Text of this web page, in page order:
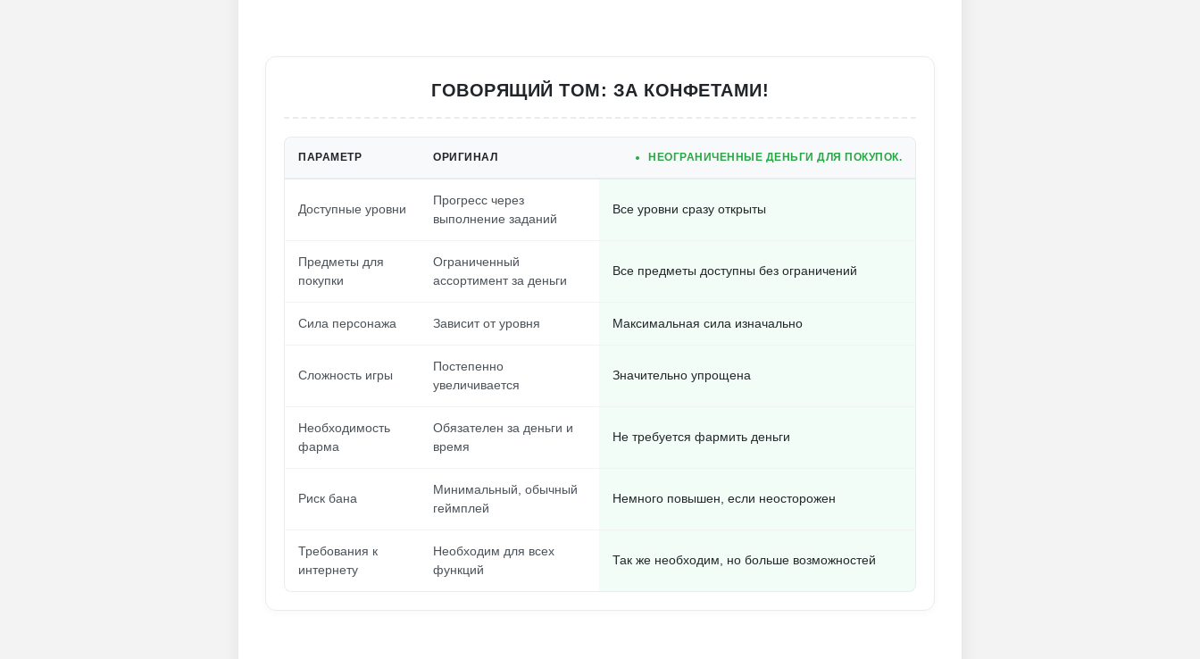
ГОВОРЯЩИЙ ТОМ: ЗА КОНФЕТАМИ!
ПАРАМЕТР ОРИГИНАЛ НЕОГРАНИЧЕННЫЕ ДЕНЬГИ ДЛЯ ПОКУПОК.
Доступные уровни
Прогресс через
выполнение заданий
Все уровни сразу открыты
Предметы для
покупки
Ограниченный
ассортимент за деньги
Все предметы доступны без ограничений
Сила персонажа Зависит от уровня Максимальная сила изначально
Сложность игры
Постепенно
увеличивается
Значительно упрощена
Необходимость
фарма
Обязателен за деньги и
время
Не требуется фармить деньги
Риск бана
Минимальный, обычный
геймплей
Немного повышен, если неосторожен
Требования к
интернету
Необходим для всех
функций
Так же необходим, но больше возможностей